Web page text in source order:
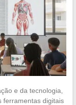
e da tecnologia,
ferramentas digitais